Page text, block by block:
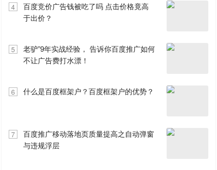
4
百度竞价广告钱被吃了吗 点击价格竟高
于出价？
5
老驴”9年实战经验， 告诉你百度推广如何
不让广告费打水漂！
6 什么是百度框架户？百度框架户的优势？
7
百度推广移动落地页质量提高之自动弹窗
与违规浮层